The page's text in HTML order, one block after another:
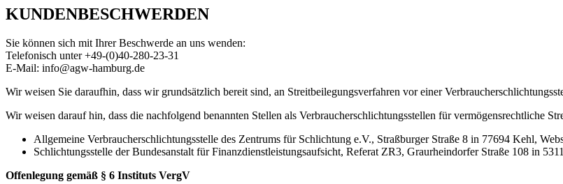
KUNDENBESCHWERDEN
Sie können sich mit Ihrer Beschwerde an uns wenden:
Telefonisch unter +49-(0)40-280-23-31
E-Mail: info@agw-hamburg.de
Wir weisen Sie daraufhin, dass wir grundsätzlich bereit sind, an Streitbeilegungsverfahren vor einer
Wir weisen darauf hin, dass die nachfolgend benannten Stellen als Verbraucherschlichtungsstellen für vermögensrechtliche
Allgemeine Verbraucherschlichtungsstelle des Zentrums für Schlichtung e.V., Straßburger Straße 8 in 77694 Kehl,
Schlichtungsstelle der Bundesanstalt für Finanzdienstleistungsaufsicht, Referat ZR3, Graurheindorfer Straße 108 in
Offenlegung gemäß § 6 Instituts VergV